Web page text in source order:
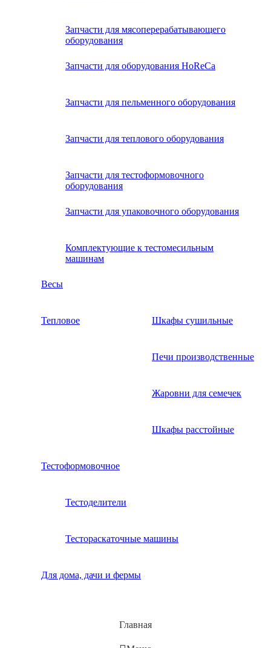
Запчасти для мясоперерабатывающего
оборудования
Запчасти для оборудования HoReCa
Запчасти для пельменного оборудования
Запчасти для теплового оборудования
Запчасти для тестоформовочного
оборудования
Запчасти для упаковочного оборудования
Комплектующие к тестомесильным
машинам
Весы
Тепловое Шкафы сушильные
Печи производственные
Жаровни для семечек
Шкафы расстойные
Тестоформовочное
Тестоделители
Тестораскаточные машины
Для дома, дачи и фермы
Главная